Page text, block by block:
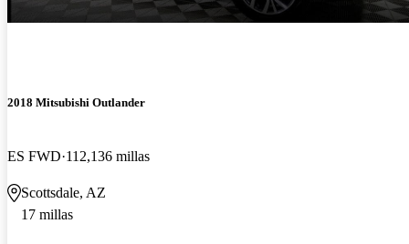
2018 Mitsubishi Outlander
ES FWD 112,136 millas
Scottsdale, AZ
17 millas